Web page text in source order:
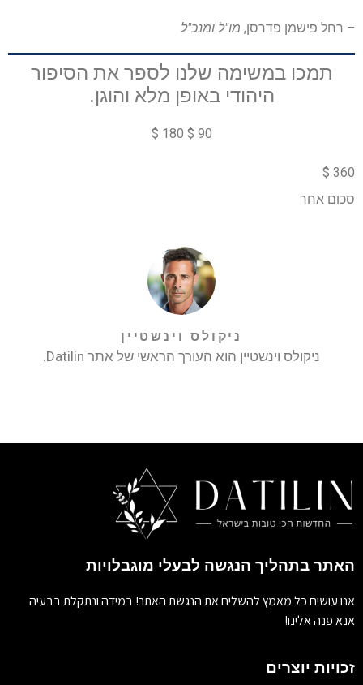
– רחל פישמן פדרסן, מו"ל ומנכ"ל
תמכו במשימה שלנו לספר את הסיפור
היהודי באופן מלא והוגן.
90 $ 180 $
360 $
סכום אחר
ניקולס וינשטיין
ניקולס וינשטיין הוא העורך הראשי של אתר Datilin.
האתר בתהליך הנגשה לבעלי מוגבלויות
אנו עושים כל מאמץ להשלים את הנגשת האתר! במידה ונתקלת בבעיה
אנא פנה אלינו!
זכויות יוצרים